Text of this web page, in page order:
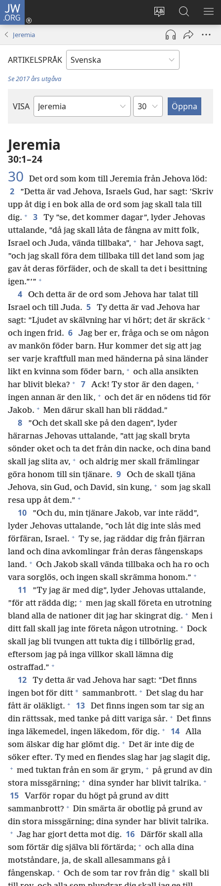
JW.ORG
Ändra
webbplatsens
språk
Logga
(öppnar
fönster)
Sök
på
jw.org
Jeremia
ARTIKELSPRÅK
Se 2017 års utgåva
VISA
Bibelbok
Kapitel
Jeremia
30:1–24
30 Det ord som kom till Jeremia från Jehova löd:
2
”Detta är vad Jehova, Israels Gud, har sagt: ’Skriv
upp åt dig i en bok alla de ord som jag skall tala till
dig. + 3
Ty ”se, det kommer dagar”, lyder Jehovas
uttalande, ”då jag skall låta de fångna av mitt folk,
Israel och Juda, vända tillbaka”, + har Jehova sagt,
”och jag skall föra dem tillbaka till det land som jag
gav åt deras förfäder, och de skall ta det i besittning
igen.”’” +
4
Och detta är de ord som Jehova har talat till
Israel och till Juda. 5
Ty detta är vad Jehova har
sagt: ”Ljudet av skälvning har vi hört; det är skräck +
och ingen frid. 6
Jag ber er, fråga och se om någon
av mankön föder barn. Hur kommer det sig att jag
ser varje kraftfull man med händerna på sina länder
likt en kvinna som föder barn, + och alla ansikten
har blivit bleka? + 7 Ack! Ty stor är den dagen, +
ingen annan är den lik, + och det är en nödens tid för
Jakob. + Men därur skall han bli räddad.”
8
”Och det skall ske på den dagen”, lyder
härarnas Jehovas uttalande, ”att jag skall bryta
sönder oket och ta det från din nacke, och dina band
skall jag slita av, + och aldrig mer skall främlingar
göra honom till sin tjänare. 9
Och de skall tjäna
Jehova, sin Gud, och David, sin kung, + som jag skall
resa upp åt dem.” +
10
”Och du, min tjänare Jakob, var inte rädd”,
lyder Jehovas uttalande, ”och låt dig inte slås med
förfäran, Israel. + Ty se, jag räddar dig från fjärran
land och dina avkomlingar från deras fångenskaps
land. + Och Jakob skall vända tillbaka och ha ro och
vara sorglös, och ingen skall skrämma honom.” +
11
”Ty jag är med dig”, lyder Jehovas uttalande,
”för att rädda dig; + men jag skall företa en utrotning
bland alla de nationer dit jag har skingrat dig. + Men i
ditt fall skall jag inte företa någon utrotning. + Dock
skall jag bli tvungen att tukta dig i tillbörlig grad,
eftersom jag på inga villkor skall lämna dig
ostraffad.” +
12
Ty detta är vad Jehova har sagt: ”Det finns
ingen bot för ditt * sammanbrott. + Det slag du har
fått är oläkligt. + 13
Det finns ingen som tar sig an
din rättssak, med tanke på ditt variga sår. + Det finns
inga läkemedel, ingen läkedom, för dig. + 14
Alla
som älskar dig har glömt dig. + Det är inte dig de
söker efter. Ty med en fiendes slag har jag slagit dig,
+ med tuktan från en som är grym, + på grund av din
stora missgärning; + dina synder har blivit talrika. +
15
Varför ropar du högt på grund av ditt
sammanbrott? + Din smärta är obotlig på grund av
din stora missgärning; dina synder har blivit talrika.
+ Jag har gjort detta mot dig. 16
Därför skall alla
som förtär dig själva bli förtärda; + och alla dina
motståndare, ja, de skall allesammans gå i
fångenskap. + Och de som tar rov från dig * skall bli